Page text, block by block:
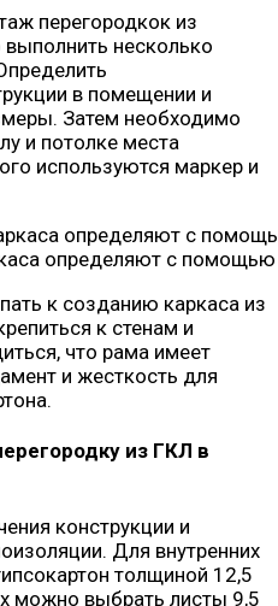
перегородкок из
несколько
в помещении и
Затем необходимо
и потолке места
используются маркер и
определяют с помощью
к созданию каркаса из
к стенам и
что рама имеет
и жесткость для
из ГКЛ в
конструкции и
Для внутренних
толщиной 12,5
можно выбрать листы 9,5